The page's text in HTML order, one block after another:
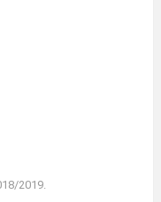
2019.